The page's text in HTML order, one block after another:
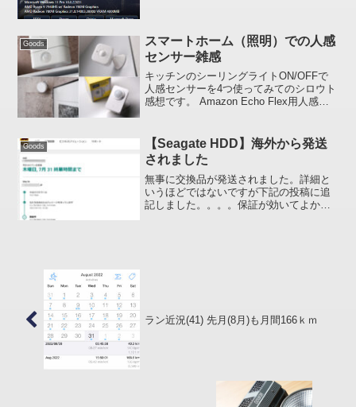
まれている「あるユーザー宛に ...
Goods
スマートホーム（照明）での人感
センサー雑感
キッチンのシーリングライトON/OFFで
人感センサーを4つ使ってみてのシロウト
感想です。 Amazon Echo Flex用人感セ
Goods
【Seagate HDD】海外から発送
されました
無事に交換品が発送されました。詳細と
いうほどではないですが下記の投稿に追
記しました。。。。保証が効いてよかっ
ラン近況(41) 先月(8月)も月間166ｋｍ